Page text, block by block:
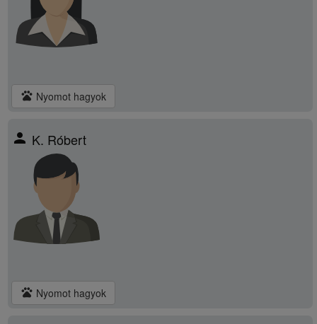
pets Nyomot hagyok
person K. Róbert
pets Nyomot hagyok